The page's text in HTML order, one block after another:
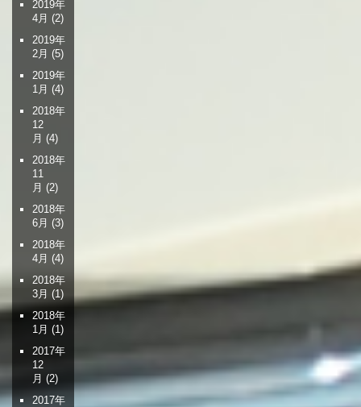
2019年
4月 (2)
2019年
2月 (5)
2019年
1月 (4)
2018年
12
月 (4)
2018年
11
月 (2)
2018年
6月 (3)
2018年
4月 (4)
2018年
3月 (1)
2018年
1月 (1)
2017年
12
月 (2)
2017年